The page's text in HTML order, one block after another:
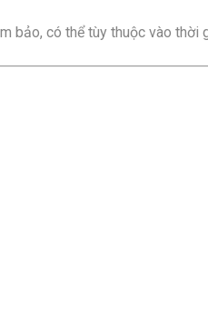
bảo, có thể tùy thuộc vào thời